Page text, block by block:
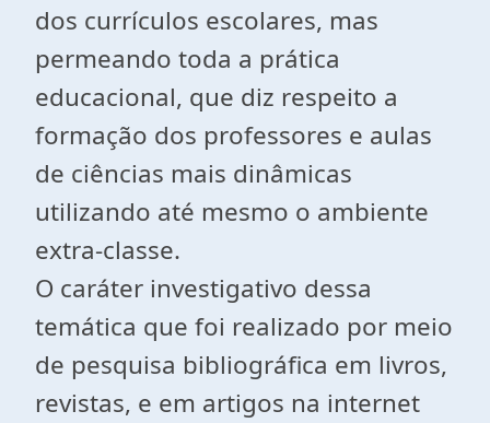
dos currículos escolares, mas
permeando toda a prática
educacional, que diz respeito a
formação dos professores e aulas
de ciências mais dinâmicas
utilizando até mesmo o ambiente
extra-classe.
O caráter investigativo dessa
temática que foi realizado por meio
de pesquisa bibliográfica em livros,
revistas, e em artigos na internet